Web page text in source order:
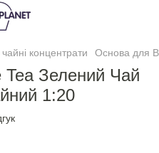
концентрати Основа для
Зелений Чай
1:20